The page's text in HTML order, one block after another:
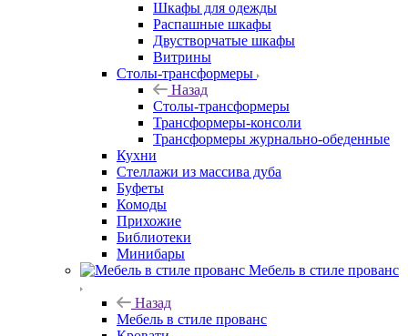
Шкафы для одежды
Распашные шкафы
Двустворчатые шкафы
Витрины
Столы-трансформеры
Назад
Столы-трансформеры
Трансформеры-консоли
Трансформеры журнально-обеденные
Кухни
Стеллажи из массива дуба
Буфеты
Комоды
Прихожие
Библиотеки
Минибары
Мебель в стиле прованс
Назад
Мебель в стиле прованс